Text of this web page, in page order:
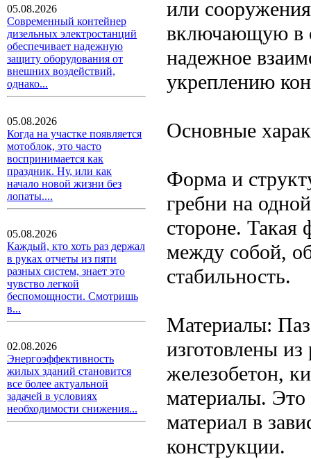
05.08.2026
Современный контейнер
дизельных электростанций
обеспечивает надежную
защиту оборудования от
внешних воздействий,
однако...
05.08.2026
Когда на участке появляется
мотоблок, это часто
воспринимается как
праздник. Ну, или как
начало новой жизни без
лопаты....
05.08.2026
Каждый, кто хоть раз держал
в руках отчеты из пяти
разных систем, знает это
чувство легкой
беспомощности. Смотришь
в...
02.08.2026
Энергоэффективность
жилых зданий становится
все более актуальной
задачей в условиях
необходимости снижения...
или
включающую в
надежное
укреплению
Основные
Форма и
гребни на
стороне. Такая
между собой,
стабильность.
Материалы:
изготовлены
железобетон,
материалы.
материал в
конструкции.